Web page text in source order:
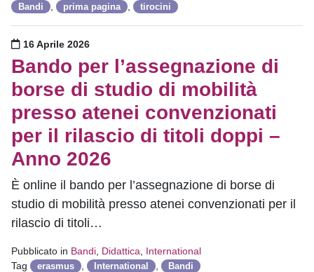
Bandi prima pagina tirocini
Pubblicato il
16 Aprile 2026
Bando per l’assegnazione di
borse di studio di mobilità
presso atenei convenzionati
per il rilascio di titoli doppi –
Anno 2026
È online il bando per l’assegnazione di borse di
studio di mobilità presso atenei convenzionati per il
rilascio di titoli…
Pubblicato in Bandi Didattica
International
Tag
erasmus International Bandi